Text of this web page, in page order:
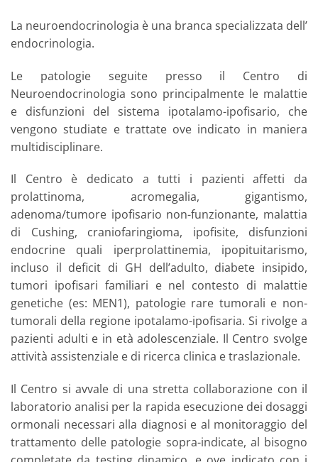
La neuroendocrinologia è una branca specializzata dell’
endocrinologia.
Le patologie seguite presso il Centro di
Neuroendocrinologia sono principalmente le malattie
e disfunzioni del sistema ipotalamo-ipofisario, che
vengono studiate e trattate ove indicato in maniera
multidisciplinare.
Il Centro è dedicato a tutti i pazienti affetti da
prolattinoma, acromegalia, gigantismo,
adenoma/tumore ipofisario non-funzionante, malattia
di Cushing, craniofaringioma, ipofisite, disfunzioni
endocrine quali iperprolattinemia, ipopituitarismo,
incluso il deficit di GH dell’adulto, diabete insipido,
tumori ipofisari familiari e nel contesto di malattie
genetiche (es: MEN1), patologie rare tumorali e non-
tumorali della regione ipotalamo-ipofisaria. Si rivolge a
pazienti adulti e in età adolescenziale. Il Centro svolge
attività assistenziale e di ricerca clinica e traslazionale.
Il Centro si avvale di una stretta collaborazione con il
laboratorio analisi per la rapida esecuzione dei dosaggi
ormonali necessari alla diagnosi e al monitoraggio del
trattamento delle patologie sopra-indicate, al bisogno